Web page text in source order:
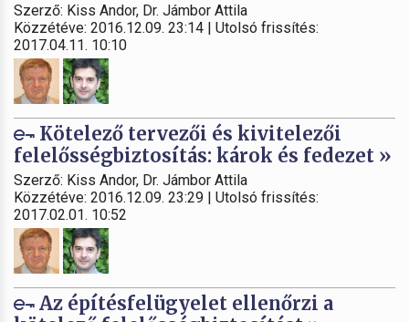
Szerző: Kiss Andor, Dr. Jámbor Attila
Közzétéve: 2016.12.09. 23:14 | Utolsó frissítés:
2017.04.11. 10:10
Kötelező tervezői és kivitelezői
felelősségbiztosítás: károk és fedezet »
Szerző: Kiss Andor, Dr. Jámbor Attila
Közzétéve: 2016.12.09. 23:29 | Utolsó frissítés:
2017.02.01. 10:52
Az építésfelügyelet ellenőrzi a